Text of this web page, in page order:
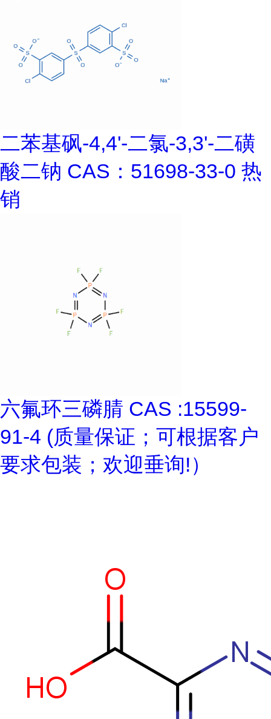
二苯基砜-4,4'-二氯-3,3'-二磺
酸二钠 CAS：51698-33-0 热
销
六氟环三磷腈 CAS :15599-
91-4 (质量保证；可根据客户
要求包装；欢迎垂询!）